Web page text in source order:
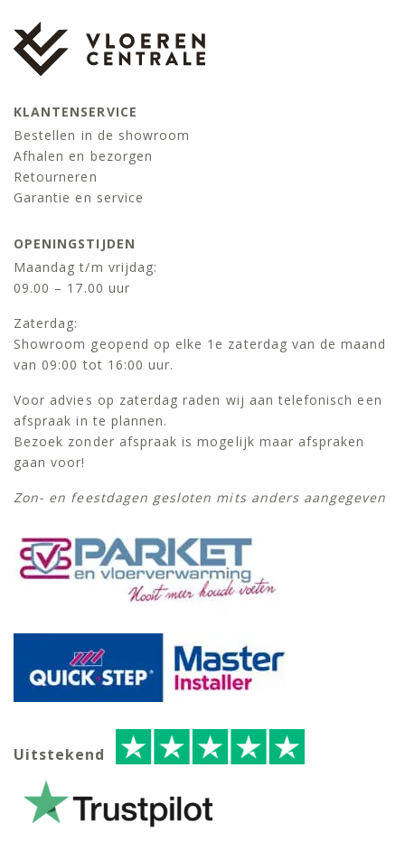
KLANTENSERVICE
Bestellen in de showroom
Afhalen en bezorgen
Retourneren
Garantie en service
OPENINGSTIJDEN
Maandag t/m vrijdag:
09.00 – 17.00 uur
Zaterdag:
Showroom geopend op elke 1e zaterdag van de maand
van 09:00 tot 16:00 uur.
Voor advies op zaterdag raden wij aan telefonisch een
afspraak in te plannen.
Bezoek zonder afspraak is mogelijk maar afspraken
gaan voor!
Zon- en feestdagen gesloten mits anders aangegeven
Uitstekend